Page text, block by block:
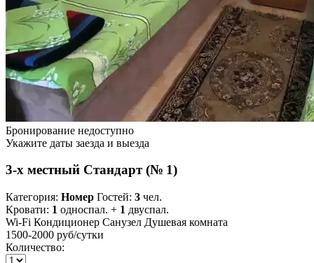
Бронирование недоступно
Укажите даты заезда и выезда
3-х местный Стандарт (№ 1)
Категория: Номер Гостей: 3 чел.
Кровати: 1 односпал. + 1 двуспал.
Wi-Fi Кондиционер Санузел Душевая комната
1500-2000 руб/сутки
Количество: